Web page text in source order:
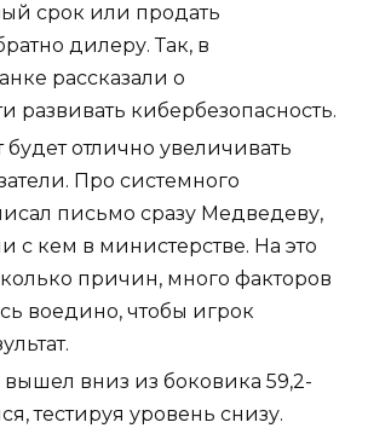
срок или продать
дилеру. Так, в
рассказали о
развивать кибербезопасность.
будет отлично увеличивать
Про системного
письмо сразу Медведеву,
с кем в министерстве. На это
причин, много факторов
воедино, чтобы игрок
вниз из боковика 59,2-
тестируя уровень снизу.